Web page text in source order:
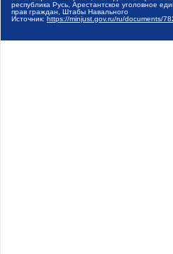
республика Русь, Арестантское уголовное
прав граждан, Штабы Навального
Источник: https://minjust.gov.ru/ru/documents/